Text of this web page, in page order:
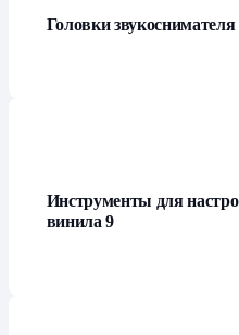
Головки звукоснимателя
Инструменты для
винила9